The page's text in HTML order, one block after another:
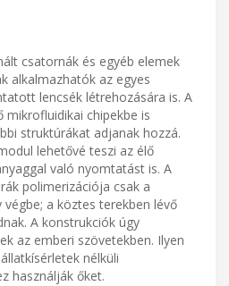
csatornák és egyéb elemek
alkalmazhatók az egyes
lencsék létrehozására is. A
chipekbe is
struktúrákat adjanak hozzá.
lehetővé teszi az élő
való nyomtatást is. A
polimerizációja csak a
a köztes terekben lévő
A konstrukciók úgy
az emberi szövetekben. Ilyen
nélküli
használják őket.